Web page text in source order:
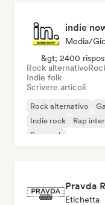
indie
Media/
&gt; 2400
Rock alternativo
Indie folk
Scrivere articoli
Rock alternativo
Indie rock
Rap
Pop rock
Pravda
Etichetta